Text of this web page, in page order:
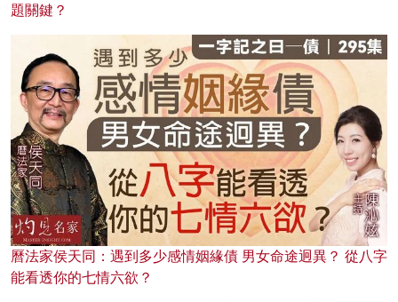
題關鍵？
曆法家侯天同：遇到多少感情姻緣債 男女命途迥異？ 從八字
能看透你的七情六欲？